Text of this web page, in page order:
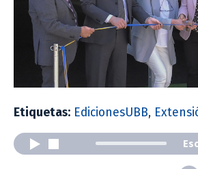
Etiquetas: EdicionesUBB,